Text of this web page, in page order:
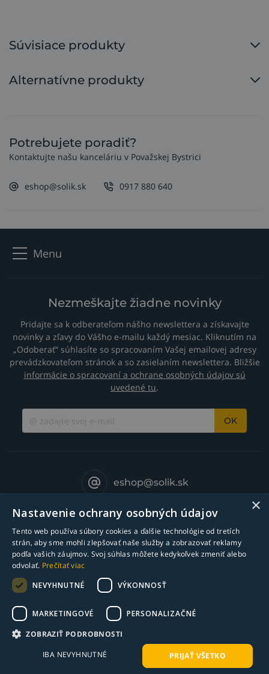
Súvisiace produkty
Alternatívne produkty
Potrebujete poradiť?
Kontaktujte našu kanceláriu v Považskej Bystrici
eshop@solik.sk 0917 880 640
Menu
Nezmeškajte žiadne novinky
Pridajte sa k odberateľom nášho newslettera a získavajte
novinky a zľavy do Vášho e-mailu každý mesiac. Kliknutím na
„Odoberať“ súhlasíte so spracovaním Vašej emailovej adresy
prevádzkovateľom stránok a so zasielaním newslettera. Bližšie
informácie o spracovaní a ochrane osobných údajov sú
uvedené tu.
OK
eshop@solik.sk
© Copyright 2018-2025 Solík SK, s.r.o. - zváracia technika l Všetky práva
vyhradené
webdesign ©
bart.sk
×
Nastavenie ochrany osobných údajov
Tento web používa súbory cookies a ďalšie technológie od tretích
strán, aby sme mohli zlepšovať naše služby a zobrazovať reklamy
podľa vašich záujmov. Svoj súhlas môžete kedykoľvek zmeniť alebo
odvolať. Prečítať viac
NEVYHNUTNÉ
VÝKONNOSŤ
MARKETINGOVÉ PERSONALIZAČNÉ
ZOBRAZIŤ PODROBNOSTI
PRIJAŤ VŠETKO
IBA NEVYHNUTNÉ